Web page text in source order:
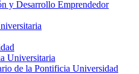
y Desarrollo Emprendedor
Universitaria
de la Pontificia Universidad